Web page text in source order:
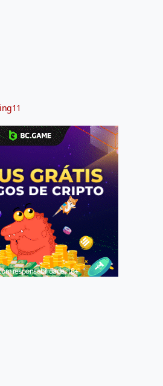
responsabilidade. 18+